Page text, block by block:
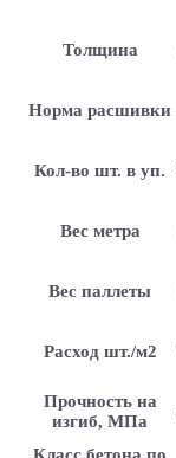
Толщина
Норма расшивки
Кол-во шт. в уп.
Вес метра
Вес паллеты
Расход шт./м2
Прочность на
изгиб, МПа
Класс бетона по